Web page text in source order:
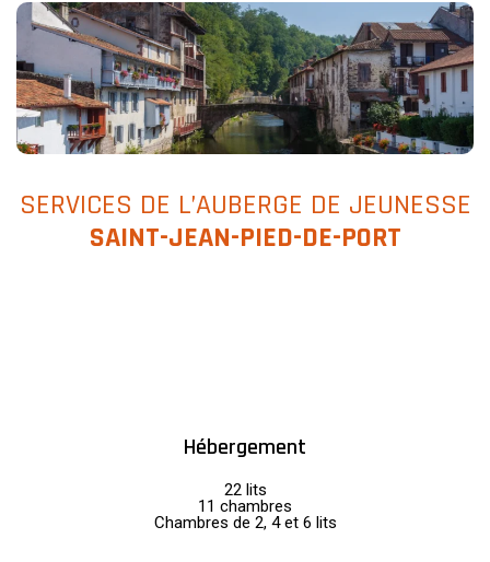
SERVICES DE L’AUBERGE DE JEUNESSE
SAINT-JEAN-PIED-DE-PORT
Hébergement
22 lits
11 chambres
Chambres de 2, 4 et 6 lits